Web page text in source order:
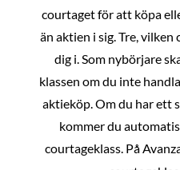
courtaget för att köpa
än aktien i sig. Tre,
dig i. Som nybörjare
klassen om du inte
aktieköp. Om du har ett
kommer du
courtageklass. På